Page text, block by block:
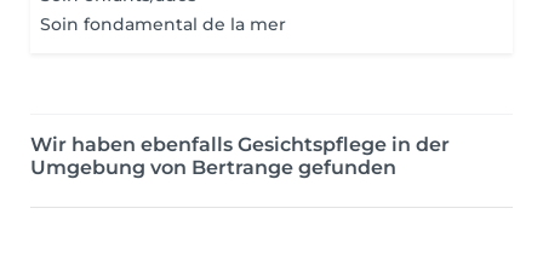
Soin fondamental de la mer
Wir haben ebenfalls Gesichtspflege in der
Umgebung von Bertrange gefunden